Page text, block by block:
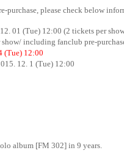
purchase, please check below
01 (Tue) 12:00 (2 tickets per
including fanclub pre-
(Tue) 12:00
12. 1 (Tue) 12:00
album [FM 302] in 9 years.